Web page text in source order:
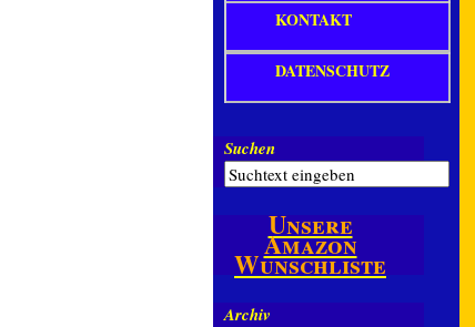
KONTAKT
DATENSCHUTZ
Suchen
Unsere
Amazon
Wunschliste
Archiv